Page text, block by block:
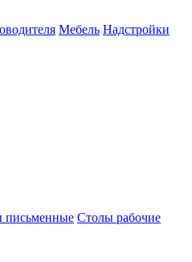
Мебель Надстройки
письменные Столы рабочие